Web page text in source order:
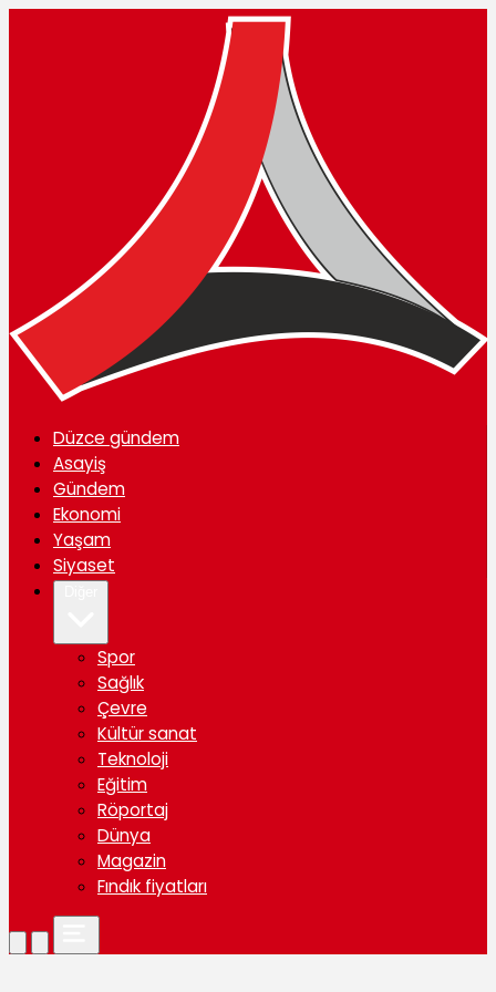
Düzce gündem
Asayiş
Gündem
Ekonomi
Yaşam
Siyaset
Spor
Sağlık
Çevre
Kültür sanat
Teknoloji
Eğitim
Röportaj
Dünya
Magazin
Fındık fiyatları